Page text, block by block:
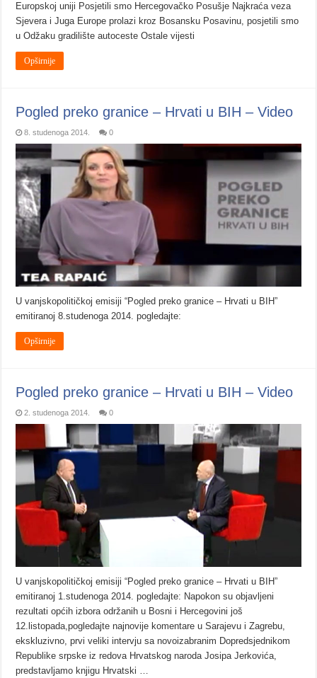
Europskoj uniji Posjetili smo Hercegovačko Posušje Najkraća veza
Sjevera i Juga Europe prolazi kroz Bosansku Posavinu, posjetili smo
u Odžaku gradilište autoceste Ostale vijesti
Opširnije
Pogled preko granice – Hrvati u BIH – Video
8. studenoga 2014. 0
U vanjskopolitičkoj emisiji “Pogled preko granice – Hrvati u BIH”
emitiranoj 8.studenoga 2014. pogledajte:
Opširnije
Pogled preko granice – Hrvati u BIH – Video
2. studenoga 2014. 0
U vanjskopolitičkoj emisiji “Pogled preko granice – Hrvati u BIH”
emitiranoj 1.studenoga 2014. pogledajte: Napokon su objavljeni
rezultati općih izbora održanih u Bosni i Hercegovini još
12.listopada,pogledajte najnovije komentare u Sarajevu i Zagrebu,
ekskluzivno, prvi veliki intervju sa novoizabranim Dopredsjednikom
Republike srpske iz redova Hrvatskog naroda Josipa Jerkovića,
predstavljamo knjigu Hrvatski …